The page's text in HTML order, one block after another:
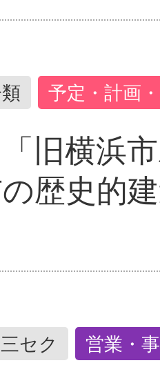
予定・計画
旧横浜
歴史的
セク 営業・